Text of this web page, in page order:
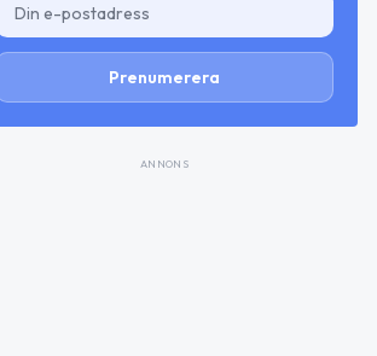
Prenumerera
ANNONS